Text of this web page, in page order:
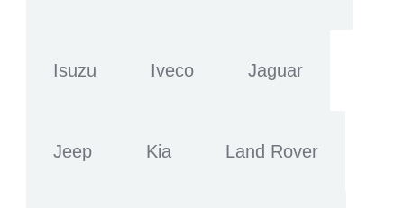
Isuzu Iveco Jaguar
Jeep Kia Land Rover